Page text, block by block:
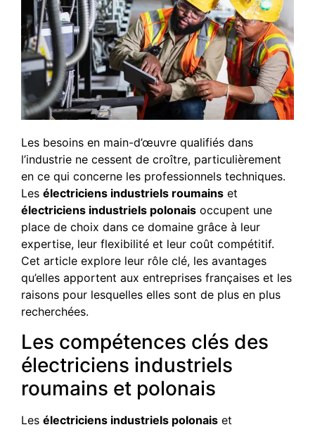
Les besoins en main-d’œuvre qualifiés dans
l’industrie ne cessent de croître, particulièrement
en ce qui concerne les professionnels techniques.
Les électriciens industriels roumains et
électriciens industriels polonais occupent une
place de choix dans ce domaine grâce à leur
expertise, leur flexibilité et leur coût compétitif.
Cet article explore leur rôle clé, les avantages
qu’elles apportent aux entreprises françaises et les
raisons pour lesquelles elles sont de plus en plus
recherchées.
Les compétences clés des
électriciens industriels
roumains et polonais
Les électriciens industriels polonais et